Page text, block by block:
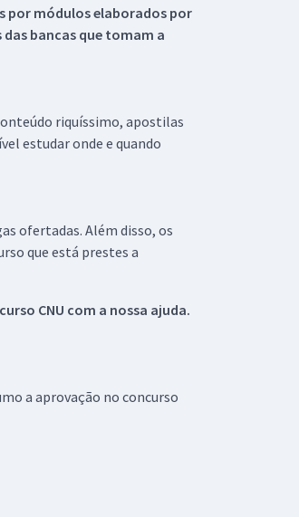
por módulos elaborados por
bancas que tomam a
riquíssimo, apostilas
estudar onde e quando
ofertadas. Além disso, os
que está prestes a
CNU com a nossa ajuda.
a aprovação no concurso